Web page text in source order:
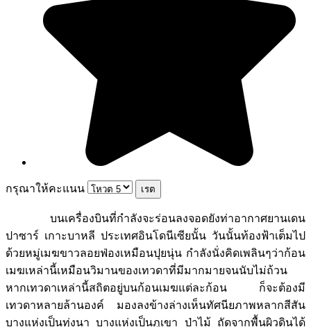
กรุณาให้คะแนน
บนเครื่องบินที่กำลังจะร่อนลงจอดยังท่าอากาศยานเดน
ปาซาร์ เกาะบาหลี ประเทศอินโดนีเซียนั้น วันนั้นท้องฟ้าเต็มไป
ด้วยหมู่เมฆขาวลอยฟ่องเหมือนปุยนุ่น กำลังนั่งคิดเพลินๆว่าก้อน
เมฆเหล่านี้เหมือนวิมานของเทวดาที่มีมากมายจนนับไม่ถ้วน
หากเทวดาเหล่านี้สถิตอยู่บนก้อนเมฆแต่ละก้อน ก็จะต้องมี
เทวดาหลายล้านองค์ มองลงข้างล่างเห็นทัศนียภาพหลากสีสัน
บางแห่งเป็นทุ่งนา บางแห่งเป็นภูเขา ป่าไม้ ถัดจากพื้นผิวดินได้